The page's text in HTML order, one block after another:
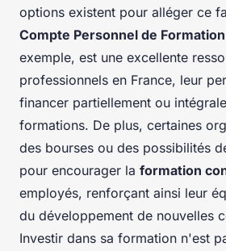
options existent pour alléger ce
Compte Personnel de Formation
exemple, est une excellente
professionnels en France, leur
financer partiellement ou
formations. De plus, certaines
des bourses ou des possibilités
pour encourager la formation
employés, renforçant ainsi leur
du développement de nouvelles
Investir dans sa formation n'est